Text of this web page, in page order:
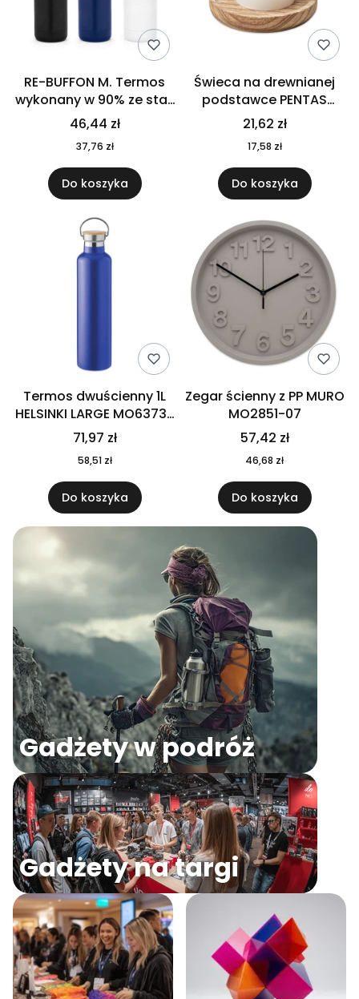
RE-BUFFON M. Termos
wykonany w 90% ze stali
nierdzewnej
pochodzącej z
recyklingu 520 ml 94294
46,44 zł
37,76 zł
Do koszyka
Świeca na drewnianej
podstawce PENTAS
MO6282-40
21,62 zł
17,58 zł
Do koszyka
Termos dwuścienny 1L
HELSINKI LARGE MO6373-
04
71,97 zł
58,51 zł
Do koszyka
Zegar ścienny z PP MURO
MO2851-07
57,42 zł
46,68 zł
Do koszyka
Gadżety w podróż
Gadżety na targi